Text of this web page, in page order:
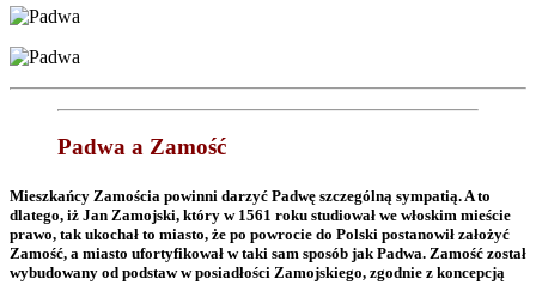
Padwa a Zamość
Mieszkańcy Zamościa powinni darzyć Padwę szczególną sympatią. A to
dlatego, iż Jan Zamojski, który w 1561 roku studiował we włoskim mieście
prawo, tak ukochał to miasto, że po powrocie do Polski postanowił założyć
Zamość, a miasto ufortyfikował w taki sam sposób jak Padwa. Zamość został
wybudowany od podstaw w posiadłości Zamojskiego, zgodnie z koncepcją